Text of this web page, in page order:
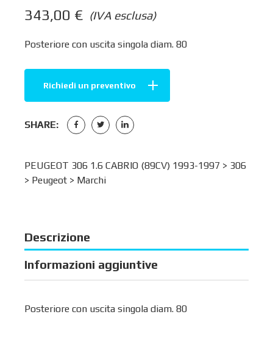
(IVA esclusa)
343,00 €
Posteriore con uscita singola diam. 80
Richiedi un preventivo
SHARE:
PEUGEOT 306 1.6 CABRIO (89CV) 1993-1997 > 306
> Peugeot > Marchi
Descrizione
Informazioni aggiuntive
Posteriore con uscita singola diam. 80